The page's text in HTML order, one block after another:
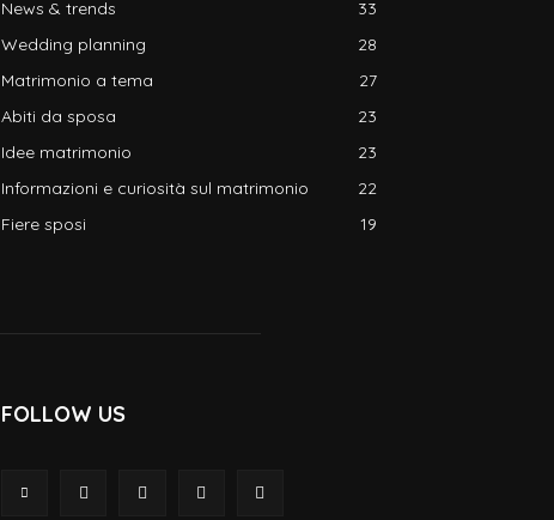
News & trends
33
Wedding planning
28
Matrimonio a tema
27
Abiti da sposa
23
Idee matrimonio
23
Informazioni e curiosità sul matrimonio
22
Fiere sposi
19
FOLLOW US